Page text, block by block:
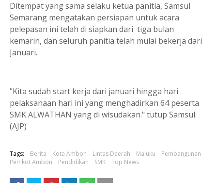
Ditempat yang sama selaku ketua panitia, Samsul
Semarang mengatakan persiapan untuk acara
pelepasan ini telah di siapkan dari tiga bulan
kemarin, dan seluruh panitia telah mulai bekerja dari
Januari.
"Kita sudah start kerja dari januari hingga hari
pelaksanaan hari ini yang menghadirkan 64 peserta
SMK ALWATHAN yang di wisudakan." tutup Samsul.
(AJP)
Tags: Berita Kota Ambon Lintas Daerah Maluku
Pembangunan
Pemkot Ambon
Pendidikan SMK Top News